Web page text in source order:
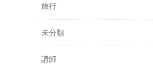
旅行
未分類
講師